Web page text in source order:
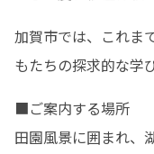
加賀市では、これま
もたちの探求的な学
■ご案内する場所
田園風景に囲まれ、